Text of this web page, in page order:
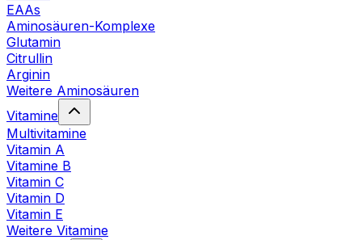
EAAs
Aminosäuren-Komplexe
Glutamin
Citrullin
Arginin
Weitere Aminosäuren
Vitamine
Multivitamine
Vitamin A
Vitamine B
Vitamin C
Vitamin D
Vitamin E
Weitere Vitamine